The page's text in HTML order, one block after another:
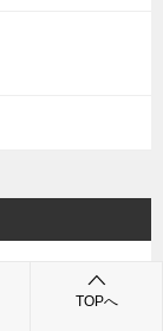
TOPへ